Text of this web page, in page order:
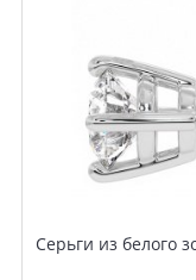
Серьги из белого